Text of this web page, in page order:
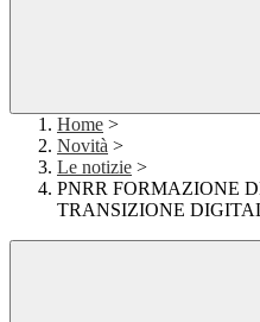
Home >
Novità >
Le notizie >
PNRR FORMAZIONE
TRANSIZIONE